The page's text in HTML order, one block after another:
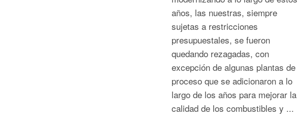
años, las nuestras, siempre
sujetas a restricciones
presupuestales, se fueron
quedando rezagadas, con
excepción de algunas plantas de
proceso que se adicionaron a lo
largo de los años para mejorar la
calidad de los combustibles y ...